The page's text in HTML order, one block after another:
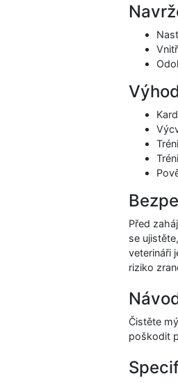
Před
se
veterináři
riziko
Čistěte
poškodit